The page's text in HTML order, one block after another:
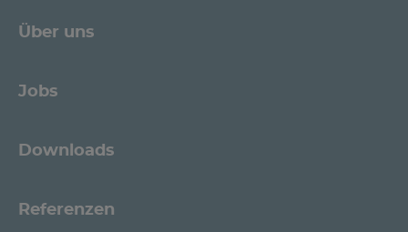
Über uns
Jobs
Downloads
Referenzen